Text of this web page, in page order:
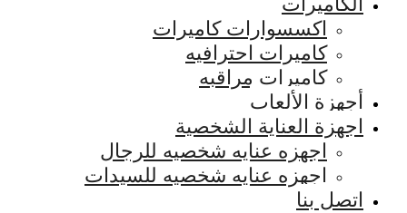
اكسسوارات كاميرات
كاميرات احترافيه
كاميرات مراقبه
أجهزة الألعاب
اجهزة العناية الشخصية
اجهزه عنايه شخصيه للرجال
اجهزه عنايه شخصيه للسيدات
اتصل بنا